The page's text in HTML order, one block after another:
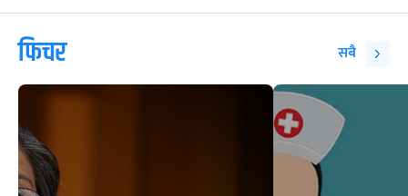
फिचर सबै